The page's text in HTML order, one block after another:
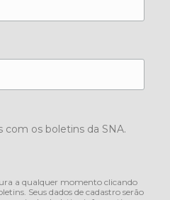
os boletins da SNA.
a qualquer momento clicando
Seus dados de cadastro serão